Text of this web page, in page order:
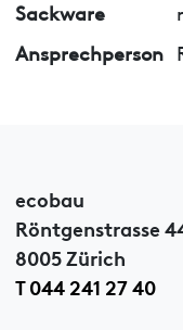
Sackware
Ansprechperson
ecobau
Röntgenstrasse
8005 Zürich
T 044 241 27 40